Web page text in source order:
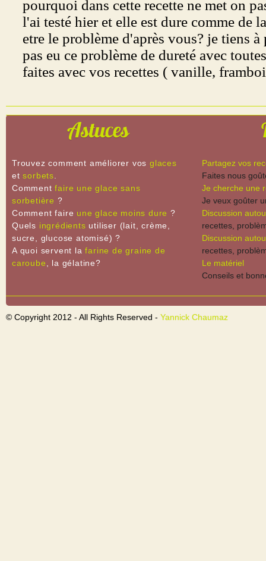
Astuces
Trouvez comment améliorer vosglaces
etsorbets
Commentfaire une glace sans
sorbetière ?
Comment faire une glace moins dure ?
Quels ingrédients utiliser (lait, crème,
sucre, glucose atomisé) ?
A quoi servent lafarine de graine de
caroube
, la gélatine?
Partagez vos
Faites nous
Je cherche une
Je veux goûter
Discussion
recettes,
Discussion
recettes,
Le matériel
Conseils et
© Copyright 2012 - All Rights Reserved - Yannick Chaumaz